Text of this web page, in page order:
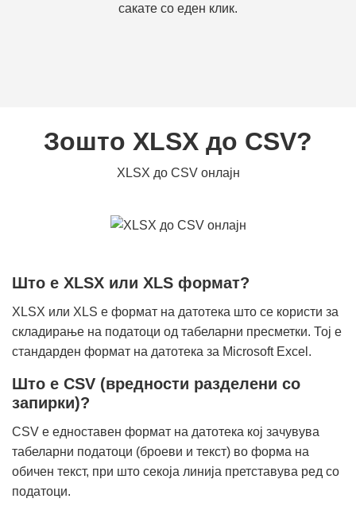
сакате со еден клик.
Зошто XLSX до CSV?
XLSX до CSV онлајн
Што е XLSX или XLS формат?
XLSX или XLS е формат на датотека што се користи за
складирање на податоци од табеларни пресметки. Тој е
стандарден формат на датотека за Microsoft Excel.
Што е CSV (вредности разделени со
запирки)?
CSV е едноставен формат на датотека кој зачувува
табеларни податоци (броеви и текст) во форма на
обичен текст, при што секоја линија претставува ред со
податоци.